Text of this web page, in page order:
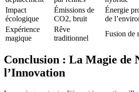
Impact
écologique
Émissions de
CO2, bruit
Énergie
de
Expérience
magique
Rêve
traditionnel
Fusion de
Conclusion : La Magie de
l’Innovation